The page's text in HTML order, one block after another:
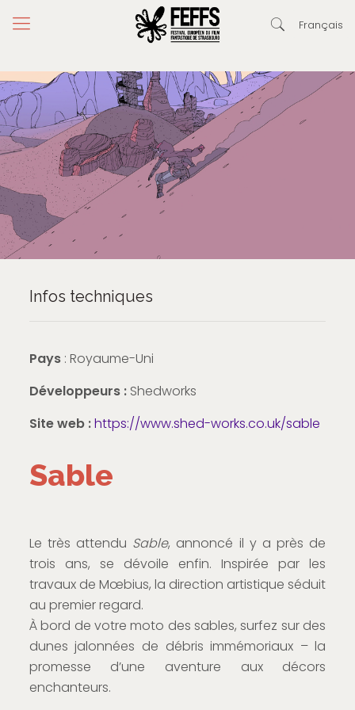
Français
Infos techniques
Pays : Royaume-Uni
Développeurs : Shedworks
Site web :https://www.shed-works.co.uk/sable
Sable
Le très attendu Sable, annoncé il y a près de
trois ans, se dévoile enfin. Inspirée par les
travaux de Mœbius, la direction artistique séduit
au premier regard.
À bord de votre moto des sables, surfez sur des
dunes jalonnées de débris immémoriaux – la
promesse d’une aventure aux décors
enchanteurs.